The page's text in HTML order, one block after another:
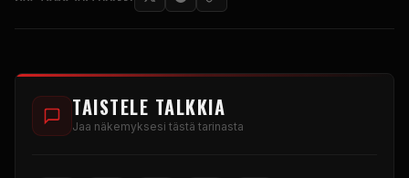
TAISTELE TALKKIA
Jaa näkemyksesi tästä tarinasta